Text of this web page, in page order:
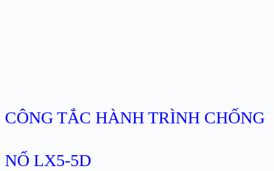
CÔNG TẮC HÀNH TRÌNH CHỐNG
NỔ LX5-5D